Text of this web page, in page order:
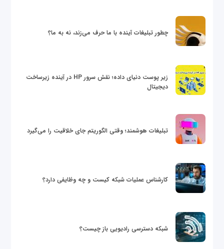
چطور تبلیغات آینده با ما حرف می‌زند، نه به ما؟
زیر پوست دنیای داده؛ نقش سرور HP در آینده زیرساخت
دیجیتال
تبلیغات هوشمند؛ وقتی الگوریتم جای خلاقیت را می‌گیرد
کارشناس عملیات شبکه کیست و چه وظایفی دارد؟
شبکه دسترسی رادیویی باز چیست؟